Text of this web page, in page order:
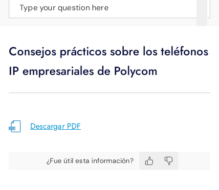
Type your question here
Consejos prácticos sobre los teléfonos
IP empresariales de Polycom
Descargar PDF
¿Fue útil esta información?